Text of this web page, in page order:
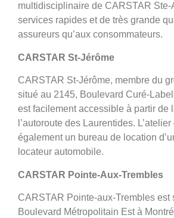
multidisciplinaire de CARSTAR Ste-
services rapides et de très grande
assureurs qu’aux consommateurs.
CARSTAR St-Jérôme
CARSTAR St-Jérôme, membre du
situé au 2145, Boulevard Curé-
est facilement accessible à partir de
l’autoroute des Laurentides.
également un bureau de location
locateur automobile.
CARSTAR Pointe-Aux-Trembles
CARSTAR Pointe-aux-Trembles est
Boulevard Métropolitain Est à